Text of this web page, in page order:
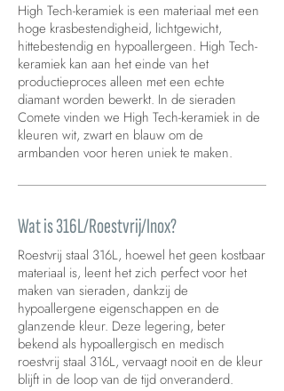
High Tech-keramiek is een materiaal met een
hoge krasbestendigheid, lichtgewicht,
hittebestendig en hypoallergeen. High Tech-
keramiek kan aan het einde van het
productieproces alleen met een echte
diamant worden bewerkt. In de sieraden
Comete vinden we High Tech-keramiek in de
kleuren wit, zwart en blauw om de
armbanden voor heren uniek te maken.
Wat is 316L/Roestvrij/Inox?
Roestvrij staal 316L, hoewel het geen kostbaar
materiaal is, leent het zich perfect voor het
maken van sieraden, dankzij de
hypoallergene eigenschappen en de
glanzende kleur. Deze legering, beter
bekend als hypoallergisch en medisch
roestvrij staal 316L, vervaagt nooit en de kleur
blijft in de loop van de tijd onveranderd.